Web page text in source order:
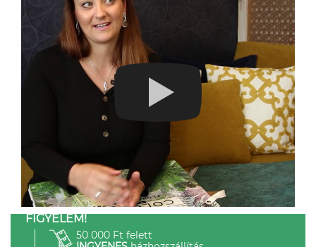
FIGYELEM!
50 000 Ft felett